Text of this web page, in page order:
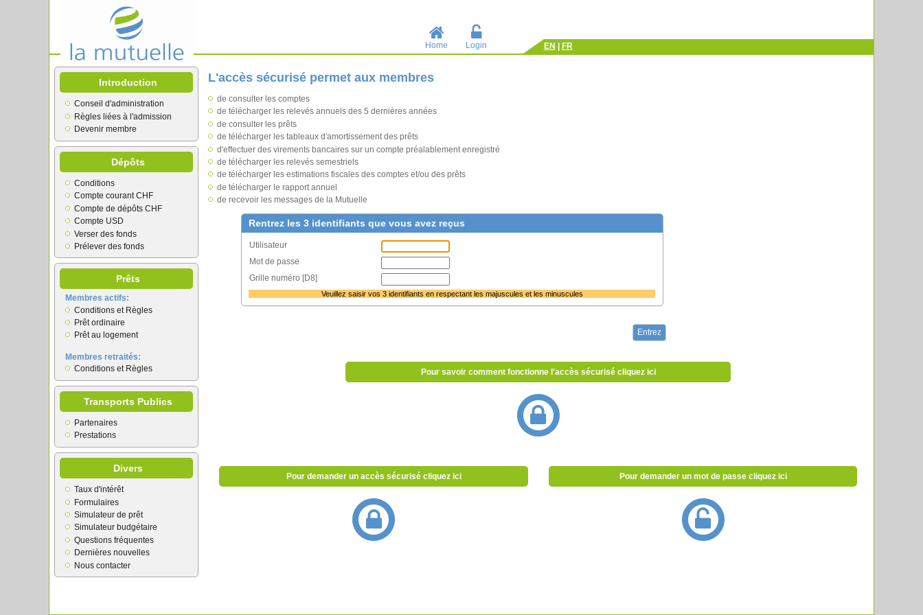
Home Login EN FR
Introduction
Conseil d'administration
Règles liées à l'admission
Devenir membre
Dépôts
Conditions
Compte courant CHF
Compte de dépôts CHF
Compte USD
Verser des fonds
Prélever des fonds
Prêts
Membres actifs:
Conditions et Règles
Prêt ordinaire
Prêt au logement
Membres retraités:
Conditions et Règles
Transports Publics
Partenaires
Prestations
Divers
Taux d'intérêt
Formulaires
Simulateur de prêt
Simulateur budgétaire
Questions fréquentes
Dernières nouvelles
Nous contacter
L'accès sécurisé permet aux membres
de consulter les comptes
de télécharger les relevés annuels des 5 dernières années
de consulter les prêts
de télécharger les tableaux d'amortissement des prêts
d'effectuer des virements bancaires sur un compte préalablement enregistré
de télécharger les relevés semestriels
de télécharger les estimations fiscales des comptes et/ou des prêts
de télécharger le rapport annuel
de recevoir les messages de la Mutuelle
Rentrez les 3 identifiants que vous avez reçus
Utilisateur
Mot de passe
Grille numéro [D8]
Veuillez saisir vos 3 identifiants en respectant les majuscules et les minuscules
Pour savoir comment fonctionne l'accès sécurisé cliquez ici
Pour demander un accès sécurisé cliquez ici Pour demander un mot de passe cliquez ici